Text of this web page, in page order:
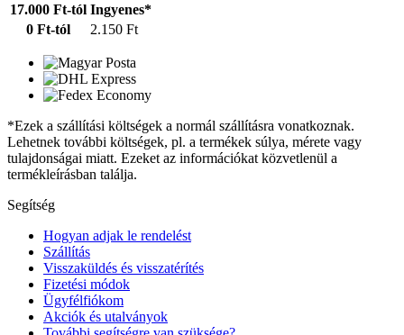
17.000 Ft-tól Ingyenes*
0 Ft-tól
2.150 Ft
*Ezek a szállítási költségek a normál szállításra vonatkoznak.
Lehetnek további költségek, pl. a termékek súlya, mérete vagy
tulajdonságai miatt. Ezeket az információkat közvetlenül a
termékleírásban találja.
Segítség
Hogyan adjak le rendelést
Szállítás
Visszaküldés és visszatérítés
Fizetési módok
Ügyfélfiókom
Akciók és utalványok